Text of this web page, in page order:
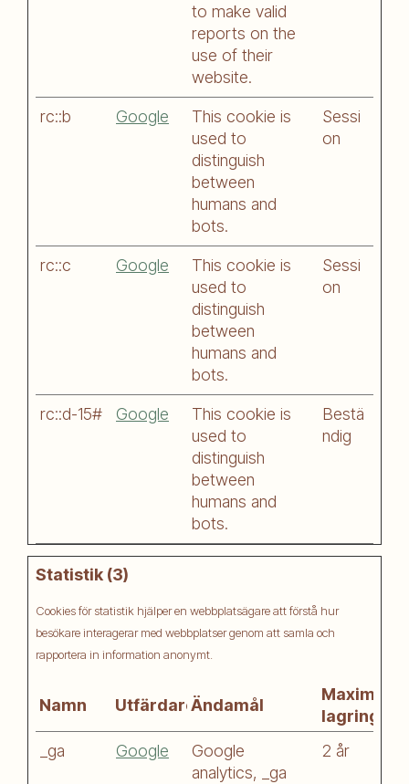
to make valid
reports on the
use of their
website.
rc::b Google
This cookie is
used to
distinguish
between
humans and
bots.
Sessi
on
rc::c Google
This cookie is
used to
distinguish
between
humans and
bots.
Sessi
on
rc::d-15# Google
This cookie is
used to
distinguish
between
humans and
bots.
Bestä
ndig
Statistik (3)
Cookies för statistik hjälper en webbplatsägare att förstå hur
besökare interagerar med webbplatser genom att samla och
rapportera in information anonymt.
Namn UtfärdareÄndamål
Maximal
_ga
Google
Google
analytics, _ga
2 år